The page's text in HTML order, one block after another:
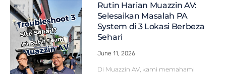
Rutin Harian Muazzin AV:
Selesaikan Masalah PA
System di 3 Lokasi Berbeza
Sehari
June 11, 2026
Di Muazzin AV, kami memahami